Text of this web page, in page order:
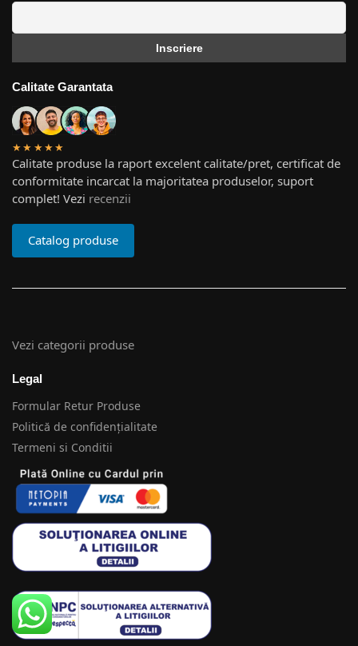
Calitate Garantata
★★★★★
Calitate produse la raport excelent calitate/pret, certificat de
conformitate incarcat la majoritatea produselor, suport
complet! Vezi recenzii
Catalog produse
Vezi categorii produse
Legal
Formular Retur Produse
Politică de confidențialitate
Termeni si Conditii